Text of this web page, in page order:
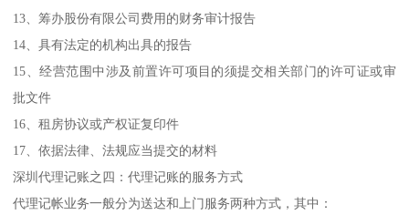
13、筹办股份有限公司费用的财务审计报告
14、具有法定的机构出具的报告
15、经营范围中涉及前置许可项目的须提交相关部门的许可证或审
批文件
16、租房协议或产权证复印件
17、依据法律、法规应当提交的材料
深圳代理记账之四：代理记账的服务方式
代理记帐业务一般分为送达和上门服务两种方式，其中：